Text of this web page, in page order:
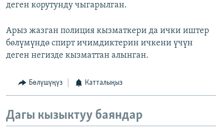
деген корутунду чыгарылган.
Арыз жазган полиция кызматкери да ички иштер
бөлүмүндө спирт ичимдиктерин ичкени үчүн
деген негизде кызматтан алынган.
Бөлүшүңүз Катталыңыз
Дагы кызыктуу баяндар